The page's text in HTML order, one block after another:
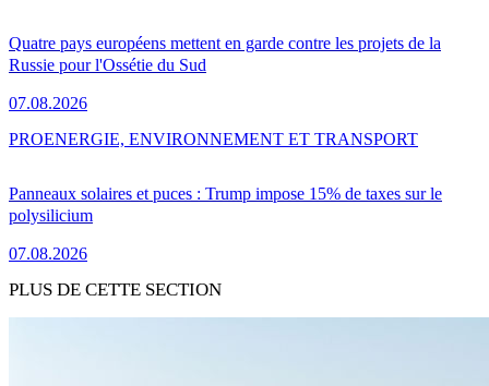
Quatre pays européens mettent en garde contre les projets de la
Russie pour l'Ossétie du Sud
07.08.2026
Panneaux solaires et puces : Trump impose 15% de taxes sur le
polysilicium
07.08.2026
PROENERGIE, ENVIRONNEMENT ET TRANSPORT
PLUS DE CETTE SECTION